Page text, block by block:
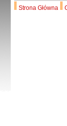
Strona Główna